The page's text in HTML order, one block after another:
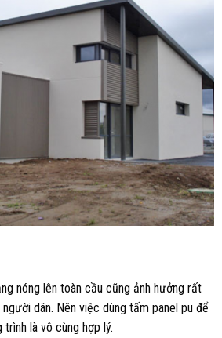
nóng lên toàn cầu cũng ảnh hưởng rất
dân. Nên việc dùng tấm panel pu để
là vô cùng hợp lý.